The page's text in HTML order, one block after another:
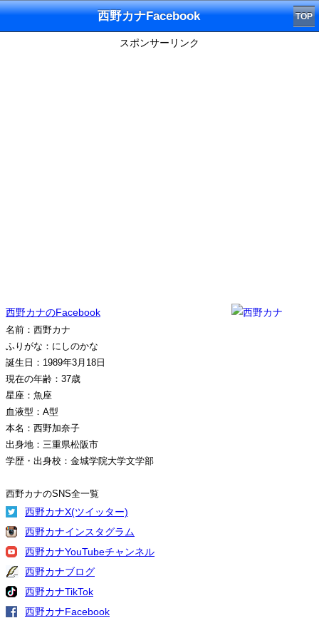
西野カナFacebook TOP
スポンサーリンク
西野カナのFacebook
名前：西野カナ
ふりがな：にしのかな
誕生日：1989年3月18日
現在の年齢：37歳
星座：魚座
血液型：A型
本名：西野加奈子
出身地：三重県松阪市
学歴・出身校：金城学院大学文学部
西野カナのSNS全一覧
西野カナX(ツイッター)
西野カナインスタグラム
西野カナYouTubeチャンネル
西野カナブログ
西野カナTikTok
西野カナFacebook